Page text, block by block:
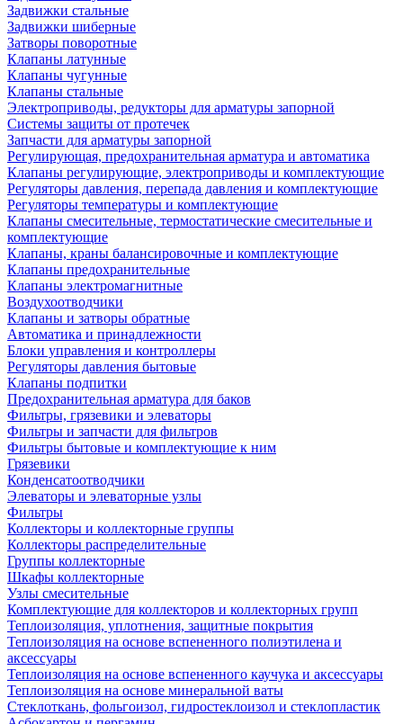
Задвижки стальные
Задвижки шиберные
Затворы поворотные
Клапаны латунные
Клапаны чугунные
Клапаны стальные
Электроприводы, редукторы для арматуры запорной
Системы защиты от протечек
Запчасти для арматуры запорной
Регулирующая, предохранительная арматура и автоматика
Клапаны регулирующие, электроприводы и комплектующие
Регуляторы давления, перепада давления и комплектующие
Регуляторы температуры и комплектующие
Клапаны смесительные, термостатические смесительные и
комплектующие
Клапаны, краны балансировочные и комплектующие
Клапаны предохранительные
Клапаны электромагнитные
Воздухоотводчики
Клапаны и затворы обратные
Автоматика и принадлежности
Блоки управления и контроллеры
Регуляторы давления бытовые
Клапаны подпитки
Предохранительная арматура для баков
Фильтры, грязевики и элеваторы
Фильтры и запчасти для фильтров
Фильтры бытовые и комплектующие к ним
Грязевики
Конденсатоотводчики
Элеваторы и элеваторные узлы
Фильтры
Коллекторы и коллекторные группы
Коллекторы распределительные
Группы коллекторные
Шкафы коллекторные
Узлы смесительные
Комплектующие для коллекторов и коллекторных групп
Теплоизоляция, уплотнения, защитные покрытия
Теплоизоляция на основе вспененного полиэтилена и
аксессуары
Теплоизоляция на основе вспененного каучука и аксессуары
Теплоизоляция на основе минеральной ваты
Стеклоткань, фольгоизол, гидростеклоизол и стеклопластик